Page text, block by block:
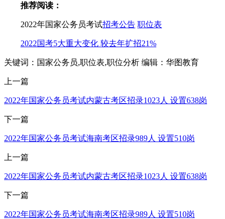
推荐阅读：
2022年国家公务员考试招考公告 职位表
2022国考5大重大变化 较去年扩招21%
关键词：国家公务员,职位表,职位分析 编辑：华图教育
上一篇
2022年国家公务员考试内蒙古考区招录1023人 设置638岗
下一篇
2022年国家公务员考试海南考区招录989人 设置510岗
上一篇
2022年国家公务员考试内蒙古考区招录1023人 设置638岗
下一篇
2022年国家公务员考试海南考区招录989人 设置510岗